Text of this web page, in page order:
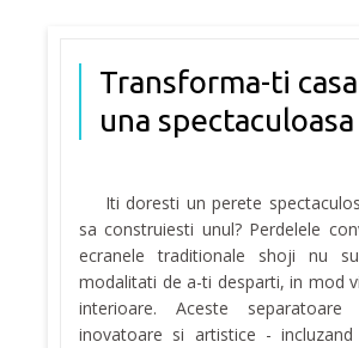
Transforma-ti
una spectaculoasa
Iti doresti un perete
sa construiesti unul? Perdelele
ecranele traditionale shoji nu
modalitati de a-ti desparti, in mod
interioare. Aceste
inovatoare si artistice - incluzand